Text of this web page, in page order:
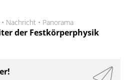
Nachricht • Panorama
der Festkörperphysik